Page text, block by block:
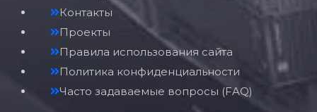
Контакты
Проекты
Правила использования сайта
Политика конфиденциальности
Часто задаваемые вопросы (FAQ)